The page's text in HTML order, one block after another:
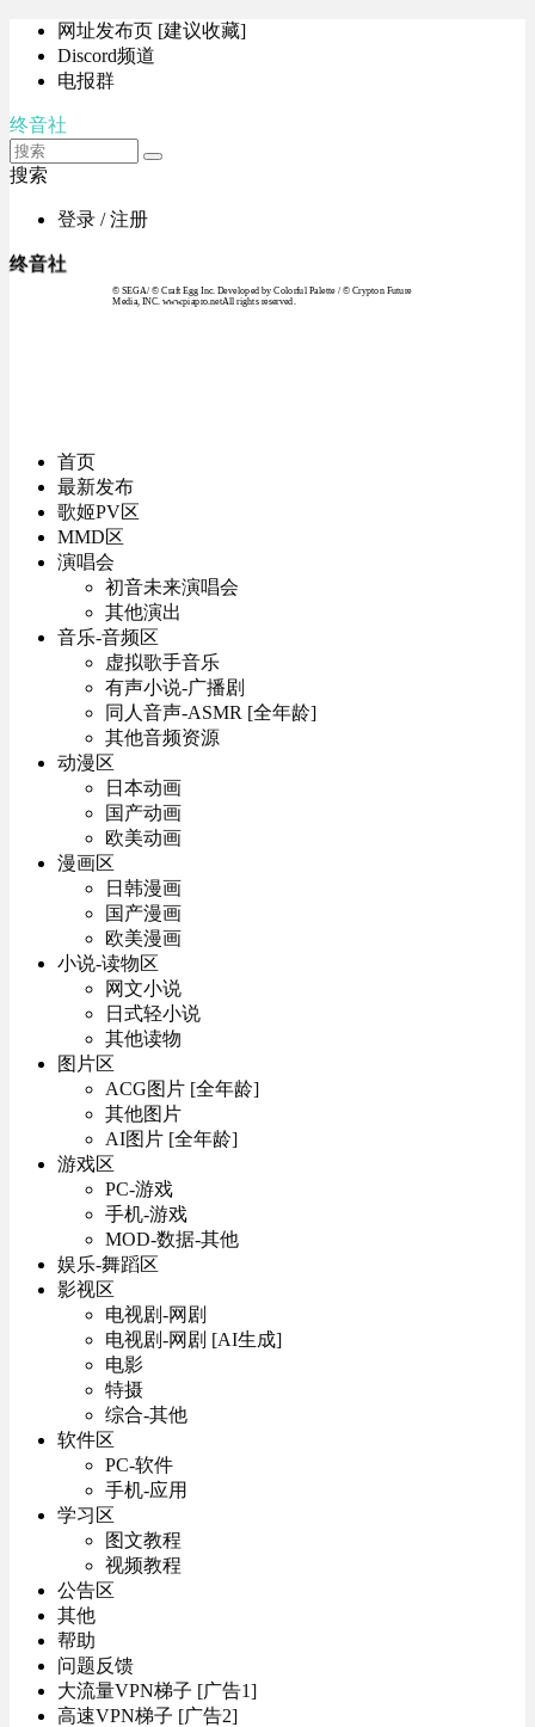
网址发布页 [建议收藏]
Discord频道
电报群
终音社
搜索
登录 / 注册
终音社
© SEGA / © Craft Egg Inc. Developed by Colorful Palette / © Crypton Future
Media, INC. www.piapro.netAll rights reserved.
首页
最新发布
歌姬PV区
MMD区
演唱会
初音未来演唱会
其他演出
音乐-音频区
虚拟歌手音乐
有声小说-广播剧
同人音声-ASMR [全年龄]
其他音频资源
动漫区
日本动画
国产动画
欧美动画
漫画区
日韩漫画
国产漫画
欧美漫画
小说-读物区
网文小说
日式轻小说
其他读物
图片区
ACG图片 [全年龄]
其他图片
AI图片 [全年龄]
游戏区
PC-游戏
手机-游戏
MOD-数据-其他
娱乐-舞蹈区
影视区
电视剧-网剧
电视剧-网剧 [AI生成]
电影
特摄
综合-其他
软件区
PC-软件
手机-应用
学习区
图文教程
视频教程
公告区
其他
帮助
问题反馈
大流量VPN梯子 [广告1]
高速VPN梯子 [广告2]